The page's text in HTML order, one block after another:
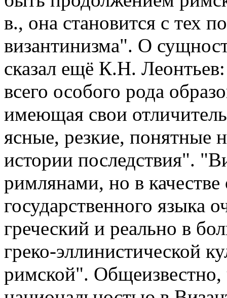
в., она становится с тех
византинизма". О
сказал ещё К.Н.
всего особого рода
имеющая свои
ясные, резкие, понятные
истории последствия".
римлянами, но в
государственного языка
греческий и реально в
греко-эллинистической
римской".